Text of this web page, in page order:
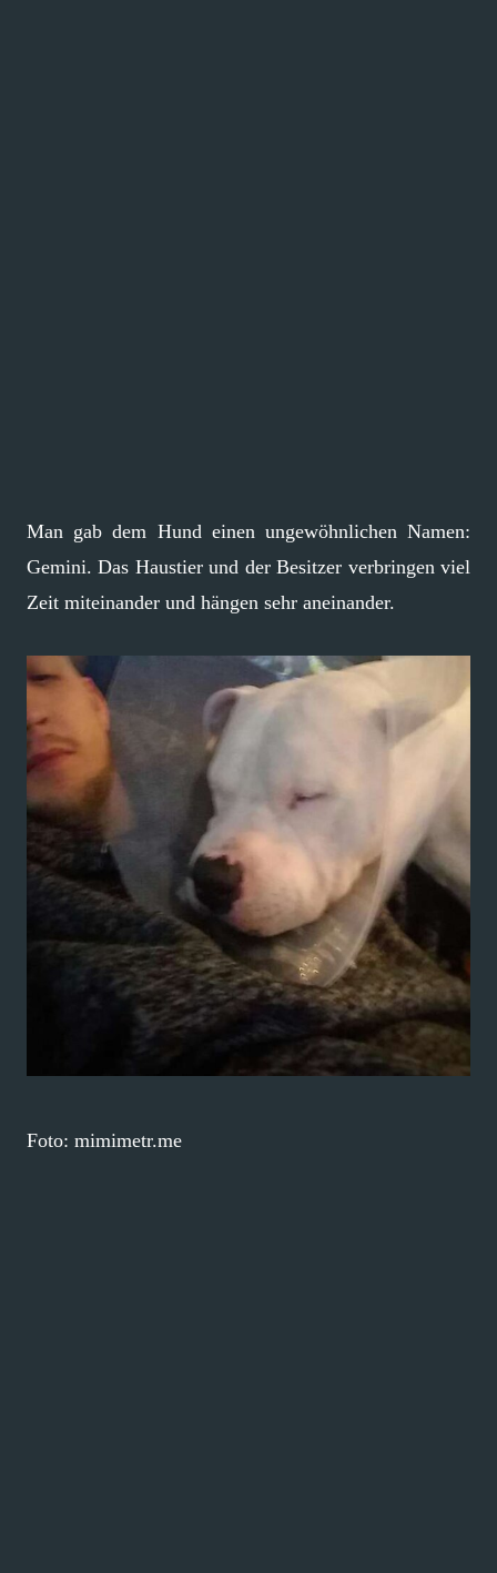
Man gab dem Hund einen ungewöhnlichen Namen:
Gemini. Das Haustier und der Besitzer verbringen viel
Zeit miteinander und hängen sehr aneinander.
Foto: mimimetr.me